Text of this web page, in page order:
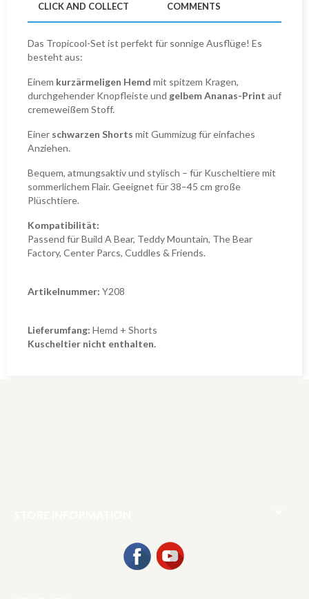
CLICK AND COLLECT COMMENTS
Das Tropicool-Set ist perfekt für sonnige Ausflüge! Es
besteht aus:
Einem kurzärmeligen Hemd mit spitzem Kragen,
durchgehender Knopfleiste und gelbem Ananas-Print auf
cremeweißem Stoff.
Einer schwarzen Shorts mit Gummizug für einfaches
Anziehen.
Bequem, atmungsaktiv und stylisch – für Kuscheltiere mit
sommerlichem Flair. Geeignet für 38–45 cm große
Plüschtiere.
Kompatibilität:
Passend für Build A Bear, Teddy Mountain, The Bear
Factory, Center Parcs, Cuddles & Friends.
Artikelnummer: Y208
Lieferumfang: Hemd + Shorts
Kuscheltier nicht enthalten.
Facebook